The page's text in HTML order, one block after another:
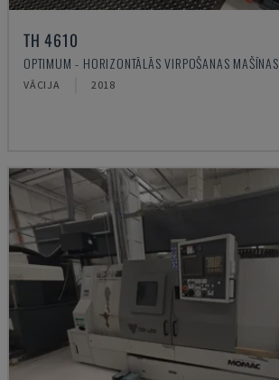
TH 4610
OPTIMUM - HORIZONTĀLĀS VIRPOŠANAS MAŠĪNAS
VĀCIJA 2018